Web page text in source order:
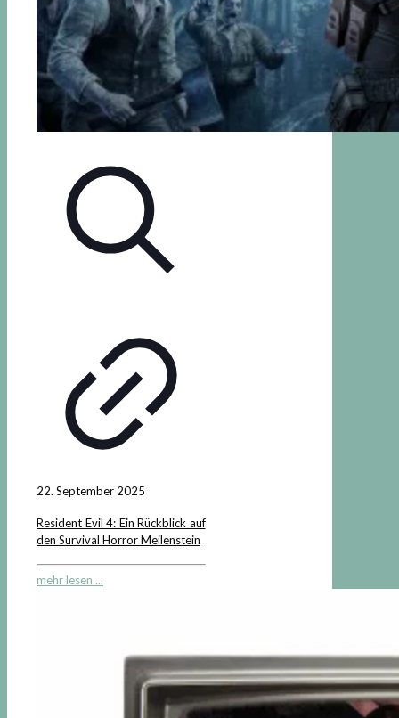
22. September 2025
Resident Evil 4: Ein Rückblick auf
den Survival Horror Meilenstein
mehr lesen ...